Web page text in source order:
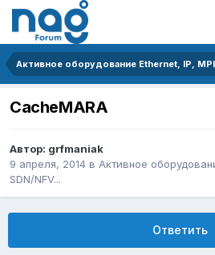
CacheMARA
Автор: grfmaniak
9 апреля, 2014 в Активное
SDN/NFV...
Ответить